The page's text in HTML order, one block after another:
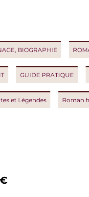
ROMAN
GUIDE PRATIQUE
Roman